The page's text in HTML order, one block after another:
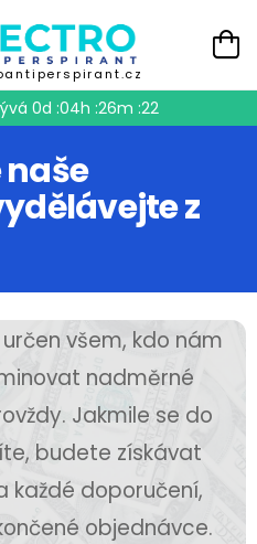
0d :04h :26m :22
z
všem, kdo nám
nadměrné
Jakmile se do
budete získávat
každé doporučení,
objednávce.